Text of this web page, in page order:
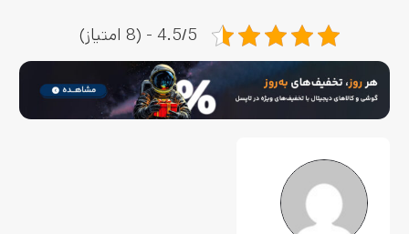
4.5/5 - (8 امتیاز)